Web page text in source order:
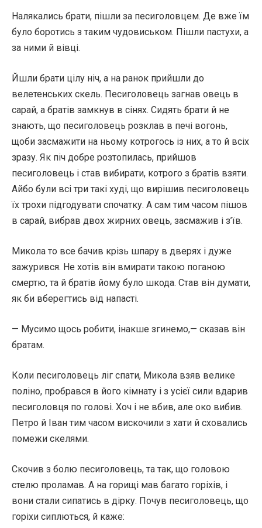
Налякались брати, пішли за песиголовцем. Де вже їм
було боротись з таким чудовиськом. Пішли пастухи, а
за ними й вівці.
Йшли брати цілу ніч, а на ранок прийшли до
велетенських скель. Песиголовець загнав овець в
сарай, а братів замкнув в сінях. Сидять брати й не
знають, що песиголовець розклав в печі вогонь,
щоби засмажити на ньому котрогось із них, а то й всіх
зразу. Як піч добре розтопилась, прийшов
песиголовець і став вибирати, котрого з братів взяти.
Айбо були всі три такі худі, що вирішив песиголовець
їх трохи підгодувати спочатку. А сам тим часом пішов
в сарай, вибрав двох жирних овець, засмажив і з’їв.
Микола то все бачив крізь шпару в дверях і дуже
зажурився. Не хотів він вмирати такою поганою
смертю, та й братів йому було шкода. Став він думати,
як би вберегтись від напасті.
— Мусимо щось робити, інакше згинемо,— сказав він
братам.
Коли песиголовець ліг спати, Микола взяв велике
поліно, пробрався в його кімнату і з усієї сили вдарив
песиголовця по голові. Хоч і не вбив, але око вибив.
Петро й Іван тим часом вискочили з хати й сховались
помежи скелями.
Скочив з болю песиголовець, та так, що головою
стелю проламав. А на горищі мав багато горіхів, і
вони стали сипатись в дірку. Почув песиголовець, що
горіхи сиплються, й каже: